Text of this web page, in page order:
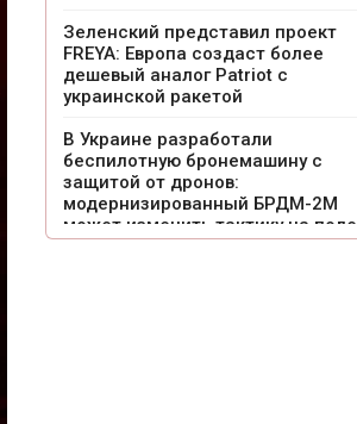
Зеленский представил проект
FREYA: Европа создаст более
дешевый аналог Patriot с
украинской ракетой
В Украине разработали
беспилотную бронемашину с
защитой от дронов:
модернизированный БРДМ-2М
может изменить тактику на поле
боя